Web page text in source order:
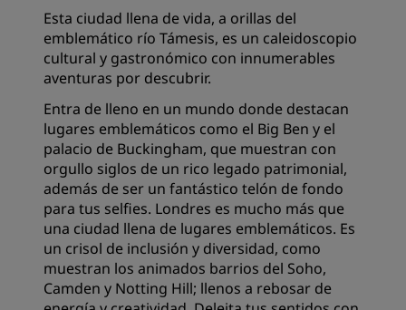
Esta ciudad llena de vida, a orillas del
emblemático río Támesis, es un caleidoscopio
cultural y gastronómico con innumerables
aventuras por descubrir.
Entra de lleno en un mundo donde destacan
lugares emblemáticos como el Big Ben y el
palacio de Buckingham, que muestran con
orgullo siglos de un rico legado patrimonial,
además de ser un fantástico telón de fondo
para tus selfies. Londres es mucho más que
una ciudad llena de lugares emblemáticos. Es
un crisol de inclusión y diversidad, como
muestran los animados barrios del Soho,
Camden y Notting Hill; llenos a rebosar de